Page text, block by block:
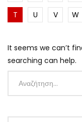
T
U V W
It seems we can’t
searching can help.